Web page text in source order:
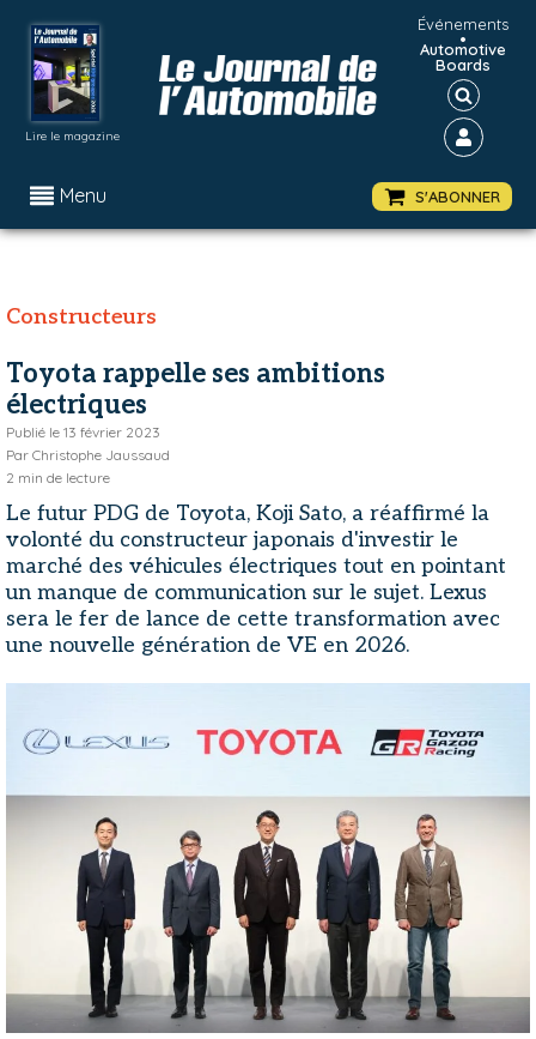
Lire le magazine
Événements
•
Automotive
Boards
Menu S'ABONNER
Constructeurs
Toyota rappelle ses ambitions
électriques
Publié le 13 février 2023
Par Christophe Jaussaud
2 min de lecture
Le futur PDG de Toyota, Koji Sato, a réaffirmé la
volonté du constructeur japonais d'investir le
marché des véhicules électriques tout en pointant
un manque de communication sur le sujet. Lexus
sera le fer de lance de cette transformation avec
une nouvelle génération de VE en 2026.